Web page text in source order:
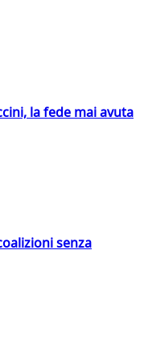
la fede mai avuta
senza